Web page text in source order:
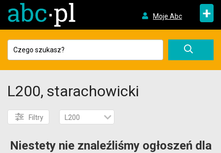
Moje Abc +
L200, starachowicki
Filtry L200
Niestety nie znaleźliśmy ogłoszeń dla